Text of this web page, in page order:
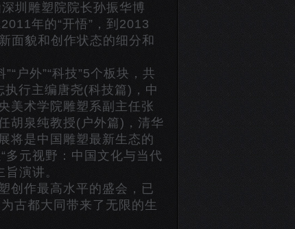
圳雕塑院院长孙振华博
年的“开悟”，到2013
面貌和创作状态的细分和
户外”“科技”5个板块，共
行主编唐尧(科技篇)，中
美术学院雕塑系副主任张
胡泉纯教授(户外篇)，清华
将是中国雕塑最新生态的
多元视野：中国文化与当代
演讲。
作最高水平的盛会，已
古都大同带来了无限的生